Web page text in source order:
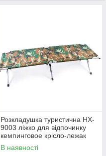
Розкладушка туристична HX-
9003 ліжко для відпочинку
кемпинговое крісло-лежак
складное до 100 кг
В наявності